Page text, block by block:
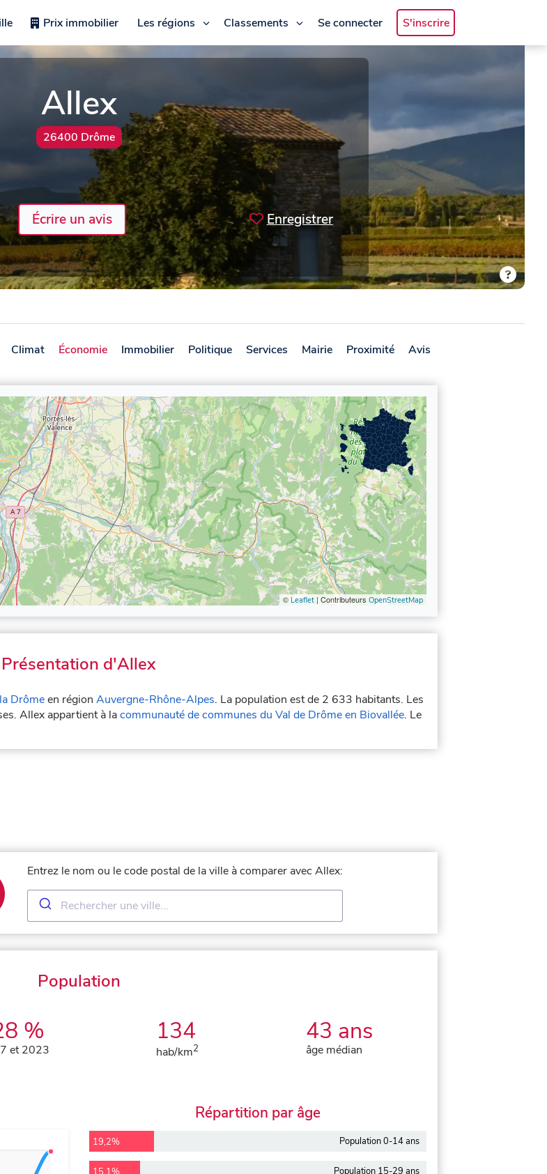
Prix immobilier Les régions Classements Se connecter S'inscrire
Allex
26400 Drôme
Écrire un avis Enregistrer
Climat Économie Immobilier Politique Services Mairie Proximité Avis
© Leaflet | Contributeurs OpenStreetMap
Présentation d'Allex
Drômeen région Auvergne-Rhône-Alpes. La population est de 2 633 habitants. Les
Allex appartient à lacommunauté de communes du Val de Drôme en Biovallée. Le
Entrez le nom ou le code postal de la ville à comparer avec Allex:
Population
%
et 2023
134
hab/km2
43 ans
âge médian
Répartition par âge
19,2% Population 0-14 ans
Population 15-29 ans